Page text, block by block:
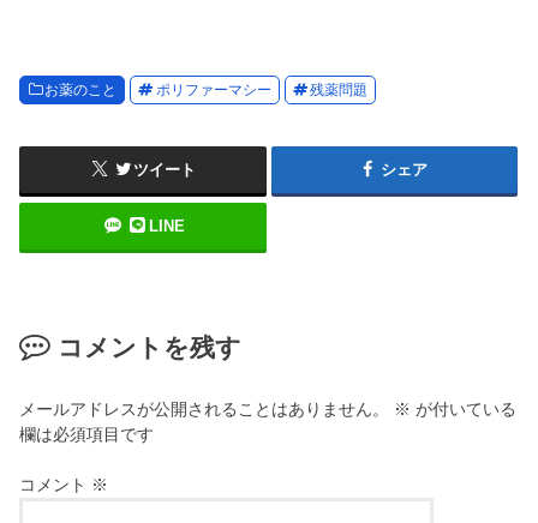
お薬のこと ポリファーマシー 残薬問題
ツイート シェア
LINE
コメントを残す
メールアドレスが公開されることはありません。 ※ が付いている
欄は必須項目です
コメント ※